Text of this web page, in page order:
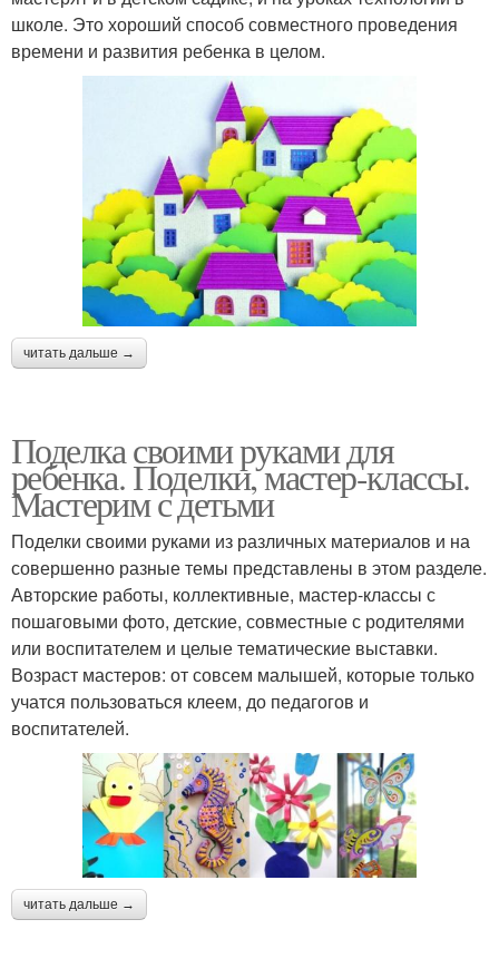
школе. Это хороший способ совместного проведения
времени и развития ребенка в целом.
читать дальше →
Поделка своими руками для
ребенка. Поделки, мастер-классы.
Мастерим с детьми
Поделки своими руками из различных материалов и на
совершенно разные темы представлены в этом разделе.
Авторские работы, коллективные, мастер-классы с
пошаговыми фото, детские, совместные с родителями
или воспитателем и целые тематические выставки.
Возраст мастеров: от совсем малышей, которые только
учатся пользоваться клеем, до педагогов и
воспитателей.
читать дальше →